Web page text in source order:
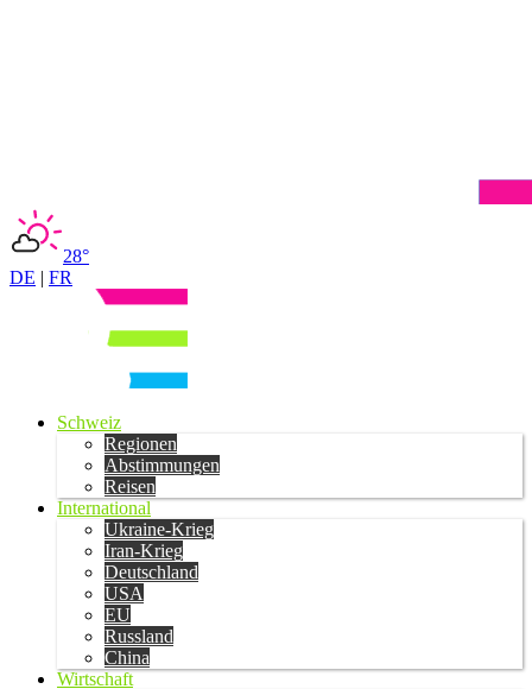
28°
DE | FR
Schweiz
Regionen
Abstimmungen
Reisen
International
Ukraine-Krieg
Iran-Krieg
Deutschland
USA
EU
Russland
China
Wirtschaft